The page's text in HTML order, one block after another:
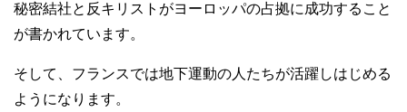
秘密結社と反キリストがヨーロッパの占拠に成功すること
が書かれています。
そして、フランスでは地下運動の人たちが活躍しはじめる
ようになります。